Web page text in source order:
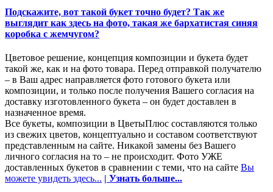
Подскажите, вот такой букет точно будет? Так же
выглядит как здесь на фото, такая же бархатистая синяя
коробка с жемчугом?
Цветовое решение, концепция композиции и букета будет
такой же, как и на фото товара. Перед отправкой получателю
– в Ваш адрес направляется фото готового букета или
композиции, и только после получения Вашего согласия на
доставку изготовленного букета – он будет доставлен в
назначенное время.
Все букеты, композиции в ЦветыПлюс составляются только
из свежих цветов, концептуально и составом соответствуют
представленным на сайте. Никакой замены без Вашего
личного согласия на то – не происходит. Фото УЖЕ
доставленных букетов в сравнении с теми, что на сайте Вы
можете увидеть здесь... | Узнать больше...